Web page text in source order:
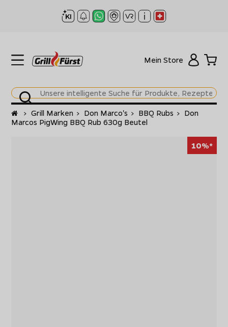
Mein Store
Startseite
> Grill Marken > Don Marco's > BBQ Rubs > Don
Marcos PigWing BBQ Rub 630g Beutel
10%*